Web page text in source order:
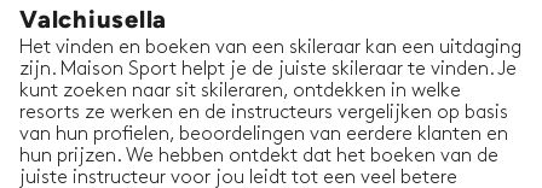
Valchiusella
Het vinden en boeken van een skileraar kan een uitdaging
zijn. Maison Sport helpt je de juiste skileraar te vinden. Je
kunt zoeken naar sit skileraren, ontdekken in welke
resorts ze werken en de instructeurs vergelijken op basis
van hun profielen, beoordelingen van eerdere klanten en
hun prijzen. We hebben ontdekt dat het boeken van de
juiste instructeur voor jou leidt tot een veel betere